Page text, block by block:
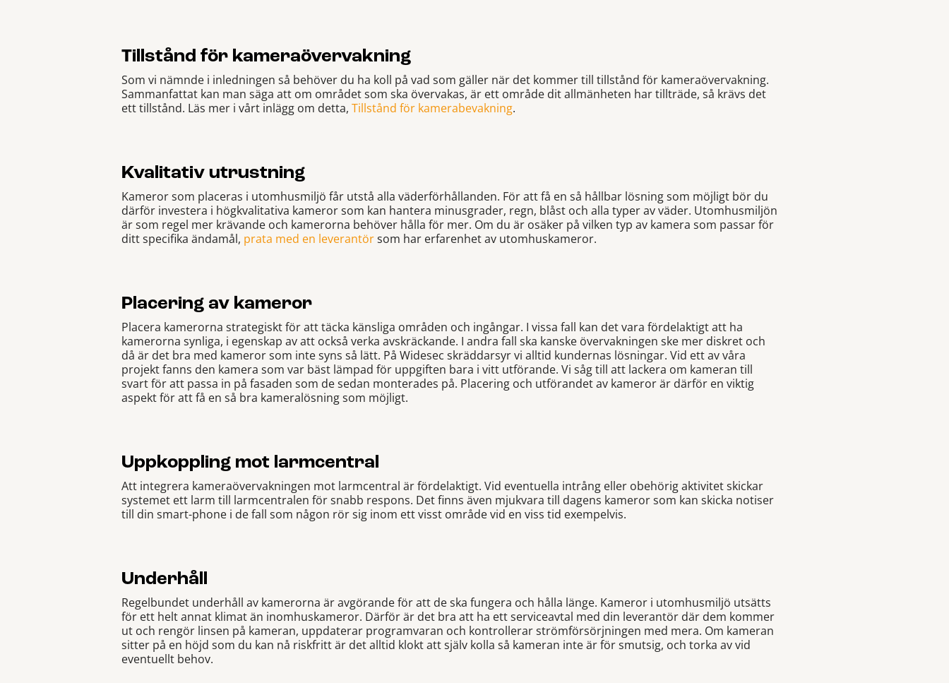
Tillstånd för kameraövervakning
Som vi nämnde i inledningen så behöver du ha koll på vad som gäller när det kommer till tillstånd för kameraövervakning.
Sammanfattat kan man säga att om området som ska övervakas, är ett område dit allmänheten har tillträde, så krävs det
ett tillstånd. Läs mer i vårt inlägg om detta, Tillstånd för kamerabevakning.
Kvalitativ utrustning
Kameror som placeras i utomhusmiljö får utstå alla väderförhållanden. För att få en så hållbar lösning som möjligt bör du
därför investera i högkvalitativa kameror som kan hantera minusgrader, regn, blåst och alla typer av väder. Utomhusmiljön
är som regel mer krävande och kamerorna behöver hålla för mer. Om du är osäker på vilken typ av kamera som passar för
ditt specifika ändamål, prata med en leverantörsom har erfarenhet av utomhuskameror.
Placering av kameror
Placera kamerorna strategiskt för att täcka känsliga områden och ingångar. I vissa fall kan det vara fördelaktigt att ha
kamerorna synliga, i egenskap av att också verka avskräckande. I andra fall ska kanske övervakningen ske mer diskret och
då är det bra med kameror som inte syns så lätt. På Widesec skräddarsyr vi alltid kundernas lösningar. Vid ett av våra
projekt fanns den kamera som var bäst lämpad för uppgiften bara i vitt utförande. Vi såg till att lackera om kameran till
svart för att passa in på fasaden som de sedan monterades på. Placering och utförandet av kameror är därför en viktig
aspekt för att få en så bra kameralösning som möjligt.
Uppkoppling mot larmcentral
Att integrera kameraövervakningen mot larmcentral är fördelaktigt. Vid eventuella intrång eller obehörig aktivitet skickar
systemet ett larm till larmcentralen för snabb respons. Det finns även mjukvara till dagens kameror som kan skicka notiser
till din smart-phone i de fall som någon rör sig inom ett visst område vid en viss tid exempelvis.
Underhåll
Regelbundet underhåll av kamerorna är avgörande för att de ska fungera och hålla länge. Kameror i utomhusmiljö utsätts
för ett helt annat klimat än inomhuskameror. Därför är det bra att ha ett serviceavtal med din leverantör där dem kommer
ut och rengör linsen på kameran, uppdaterar programvaran och kontrollerar strömförsörjningen med mera. Om kameran
sitter på en höjd som du kan nå riskfritt är det alltid klokt att själv kolla så kameran inte är för smutsig, och torka av vid
eventuellt behov.